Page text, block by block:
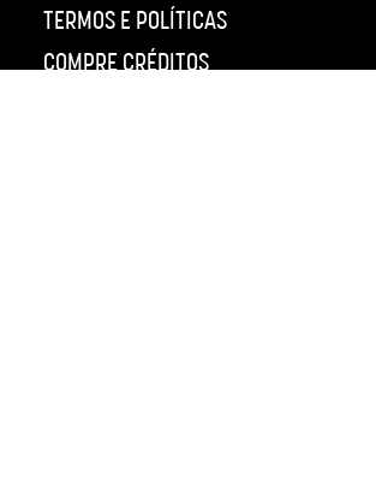
TERMOS E POLÍTICAS
COMPRE CRÉDITOS